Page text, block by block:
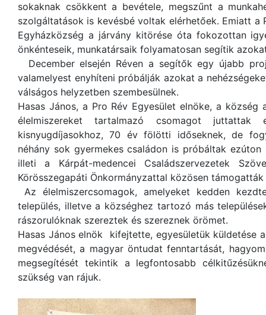
sokaknak csökkent a bevétele, megszűnt a
szolgáltatások is kevésbé voltak elérhetőek. Emiatt a
Egyházközség a járvány kitörése óta fokozottan
önkénteseik, munkatársaik folyamatosan segítik
December elsején Réven a segítők egy újabb
valamelyest enyhíteni próbálják azokat a
válságos helyzetben szembesülnek.
Hasas János, a Pro Rév Egyesület elnöke, a
élelmiszereket tartalmazó csomagot juttattak
kisnyugdíjasokhoz, 70 év fölötti időseknek, de
néhány sok gyermekes családon is próbáltak
illeti a Kárpát-medencei Családszervezetek
Körösszegapáti Önkormányzattal közösen
Az élelmiszercsomagok, amelyeket kedden
település, illetve a községhez tartozó más
rászorulóknak szereztek és szereznek örömet.
Hasas János elnök kifejtette, egyesületük küldetése
megvédését, a magyar öntudat fenntartását,
megsegítését tekintik a legfontosabb
szükség van rájuk.